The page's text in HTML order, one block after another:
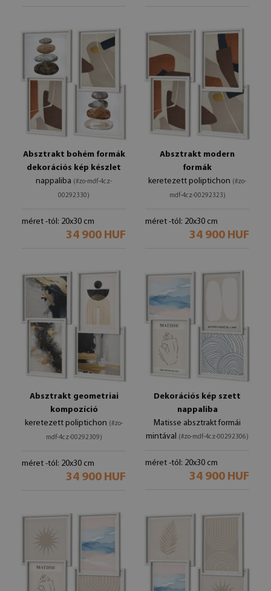
Absztrakt bohém formák
dekorációs kép készlet
nappaliba (#zo-mdf-4cz-
00292330)
méret -tól: 20x30 cm
34 900 HUF
Absztrakt modern
formák
keretezett poliptichon (#zo-
mdf-4cz-00292323)
méret -tól: 20x30 cm
34 900 HUF
Absztrakt geometriai
kompozíció
keretezett poliptichon (#zo-
mdf-4cz-00292309)
méret -tól: 20x30 cm
34 900 HUF
Dekorációs kép szett
nappaliba
Matisse absztrakt formái
mintával (#zo-mdf-4cz-00292306)
méret -tól: 20x30 cm
34 900 HUF